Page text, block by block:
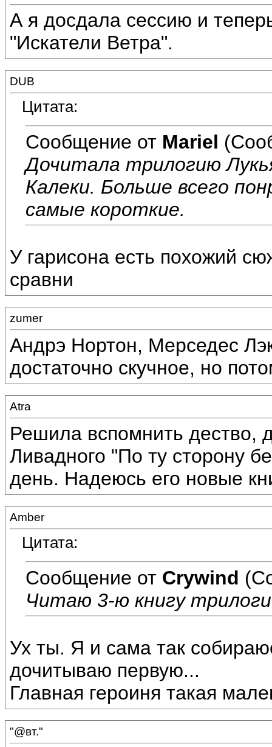
А я досдала сессию и
"Искатели Ветра".
DUB
Цитата:
Сообщение от Mariel
Дочитала трилогию
Калеки. Больше всего
самые короткие.
У гарисона есть похожий
сравни
zumer
Андрэ Нортон, Мерседес
достаточно скучное, но
Atra
Решила вспомнить дество,
Ливадного "По ту сторону
день. Надеюсь его новые
Amber
Цитата:
Сообщение от Crywind
Читаю 3-ю книгу
Ух ты. Я и сама так
дочитываю первую...
Главная героиня такая
"@вт."